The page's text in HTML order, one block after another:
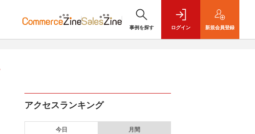
事例を探す ログイン 新規会員登録
アクセスランキング
今日 月間